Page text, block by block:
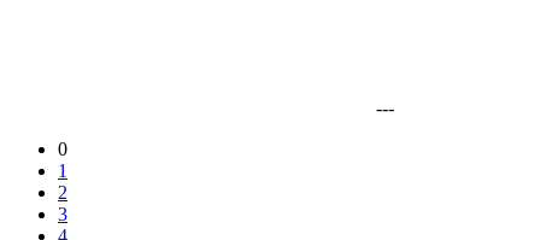
---
0
1
2
3
4